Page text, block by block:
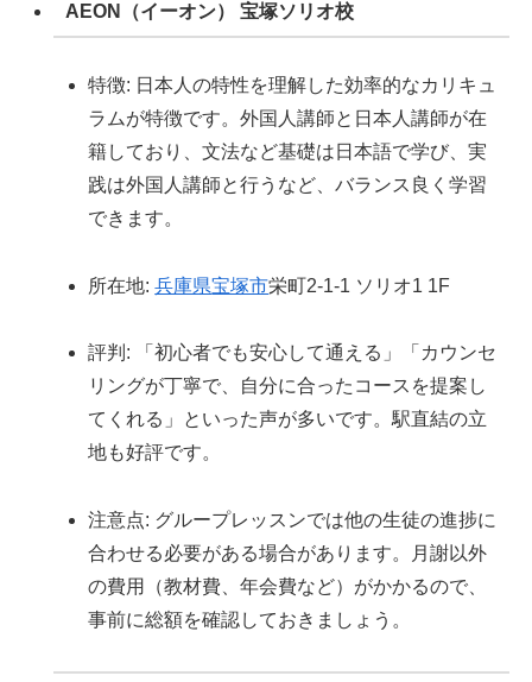
AEON（イーオン） 宝塚ソリオ校
特徴: 日本人の特性を理解した効率的なカリキュ
ラムが特徴です。外国人講師と日本人講師が在
籍しており、文法など基礎は日本語で学び、実
践は外国人講師と行うなど、バランス良く学習
できます。
所在地:兵庫県宝塚市栄町2-1-1 ソリオ1 1F
評判: 「初心者でも安心して通える」「カウンセ
リングが丁寧で、自分に合ったコースを提案し
てくれる」といった声が多いです。駅直結の立
地も好評です。
注意点: グループレッスンでは他の生徒の進捗に
合わせる必要がある場合があります。月謝以外
の費用（教材費、年会費など）がかかるので、
事前に総額を確認しておきましょう。